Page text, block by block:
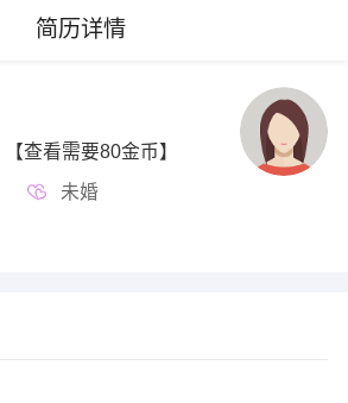
简历详情
【查看需要80金币】
未婚